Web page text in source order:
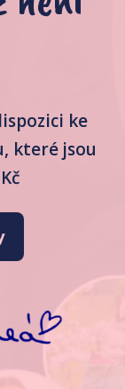
ke
které jsou